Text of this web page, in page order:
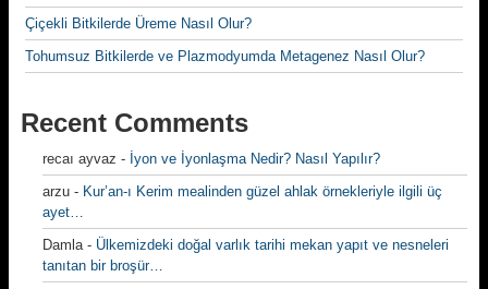
Çiçekli Bitkilerde Üreme Nasıl Olur?
Tohumsuz Bitkilerde ve Plazmodyumda Metagenez Nasıl Olur?
Recent Comments
recaı ayvaz - İyon ve İyonlaşma Nedir? Nasıl Yapılır?
arzu - Kur’an-ı Kerim mealinden güzel ahlak örnekleriyle ilgili üç
ayet…
Damla- Ülkemizdeki doğal varlık tarihi mekan yapıt ve nesneleri
tanıtan bir broşür…